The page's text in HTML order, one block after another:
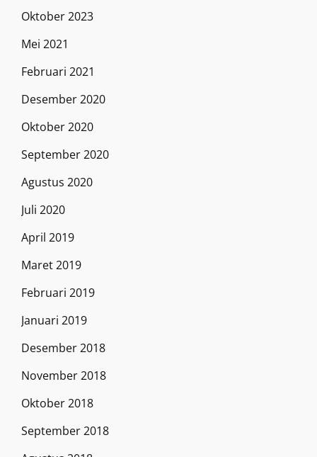
Oktober 2023
Mei 2021
Februari 2021
Desember 2020
Oktober 2020
September 2020
Agustus 2020
Juli 2020
April 2019
Maret 2019
Februari 2019
Januari 2019
Desember 2018
November 2018
Oktober 2018
September 2018